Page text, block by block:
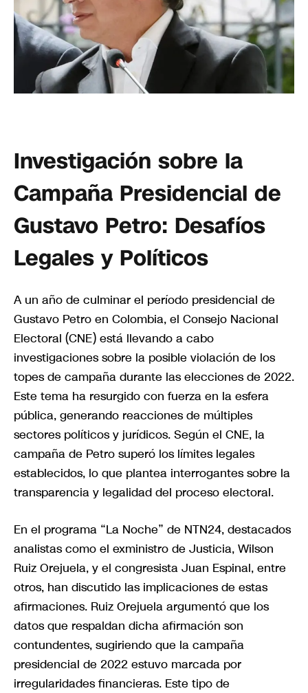
Investigación sobre la
Campaña Presidencial de
Gustavo Petro: Desafíos
Legales y Políticos
A un año de culminar el período presidencial de
Gustavo Petro en Colombia, el Consejo Nacional
Electoral (CNE) está llevando a cabo
investigaciones sobre la posible violación de los
topes de campaña durante las elecciones de 2022.
Este tema ha resurgido con fuerza en la esfera
pública, generando reacciones de múltiples
sectores políticos y jurídicos. Según el CNE, la
campaña de Petro superó los límites legales
establecidos, lo que plantea interrogantes sobre la
transparencia y legalidad del proceso electoral.
En el programa “La Noche” de NTN24, destacados
analistas como el exministro de Justicia, Wilson
Ruiz Orejuela, y el congresista Juan Espinal, entre
otros, han discutido las implicaciones de estas
afirmaciones. Ruiz Orejuela argumentó que los
datos que respaldan dicha afirmación son
contundentes, sugiriendo que la campaña
presidencial de 2022 estuvo marcada por
irregularidades financieras. Este tipo de